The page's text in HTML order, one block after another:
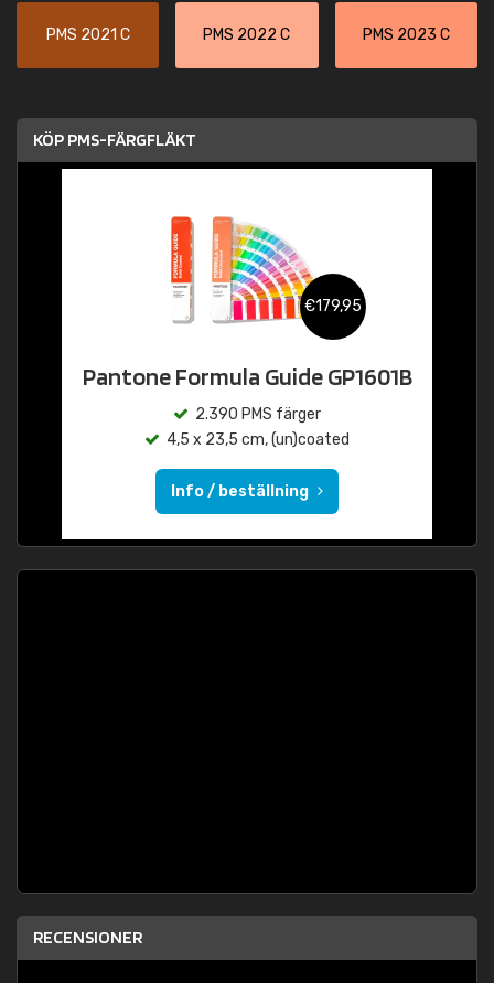
PMS 2021 C PMS 2022 C PMS 2023 C
KÖP PMS-FÄRGFLÄKT
€179,95
Pantone Formula Guide GP1601B
2.390 PMS färger
4,5 x 23,5 cm, (un)coated
Info / beställning
RECENSIONER